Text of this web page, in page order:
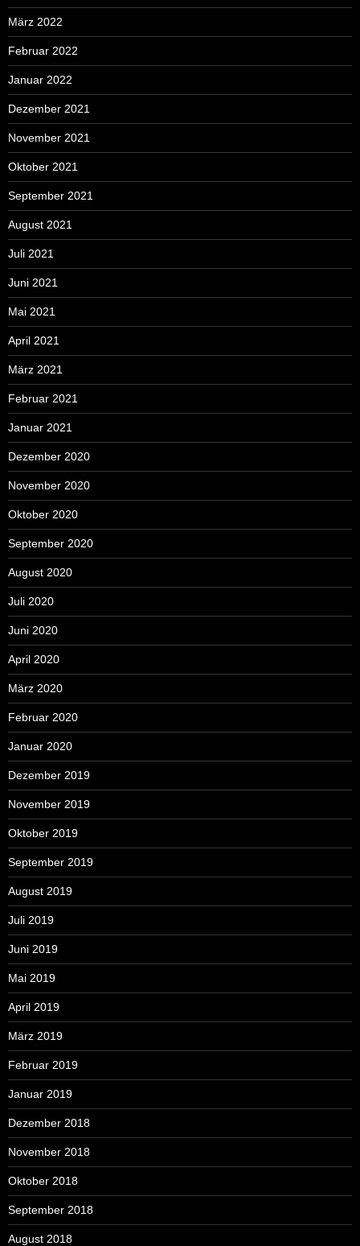
März 2022
Februar 2022
Januar 2022
Dezember 2021
November 2021
Oktober 2021
September 2021
August 2021
Juli 2021
Juni 2021
Mai 2021
April 2021
März 2021
Februar 2021
Januar 2021
Dezember 2020
November 2020
Oktober 2020
September 2020
August 2020
Juli 2020
Juni 2020
April 2020
März 2020
Februar 2020
Januar 2020
Dezember 2019
November 2019
Oktober 2019
September 2019
August 2019
Juli 2019
Juni 2019
Mai 2019
April 2019
März 2019
Februar 2019
Januar 2019
Dezember 2018
November 2018
Oktober 2018
September 2018
August 2018